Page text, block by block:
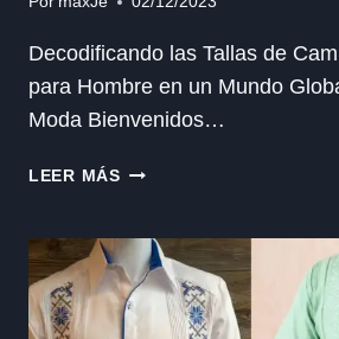
Decodificando las Tallas de
para Hombre en un Mundo
Moda Bienvenidos…
LEER MÁSTALLAS
PARA
HOMBRE
GLOBALIZADO